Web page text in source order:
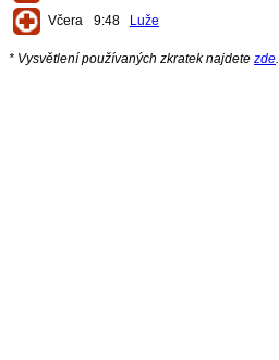
Včera 9:48 Luže
* Vysvětlení používaných zkratek najdete zde.